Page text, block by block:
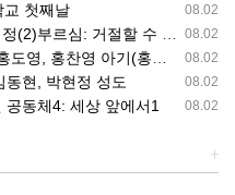
08.02
교 첫째날
08.02
: 거절할 수 없는 은혜의 시작
08.02
기(홍석진, 임자현 집사 가정)
08.02
현, 박현정 성도
08.02
동체4: 세상 앞에서1
+